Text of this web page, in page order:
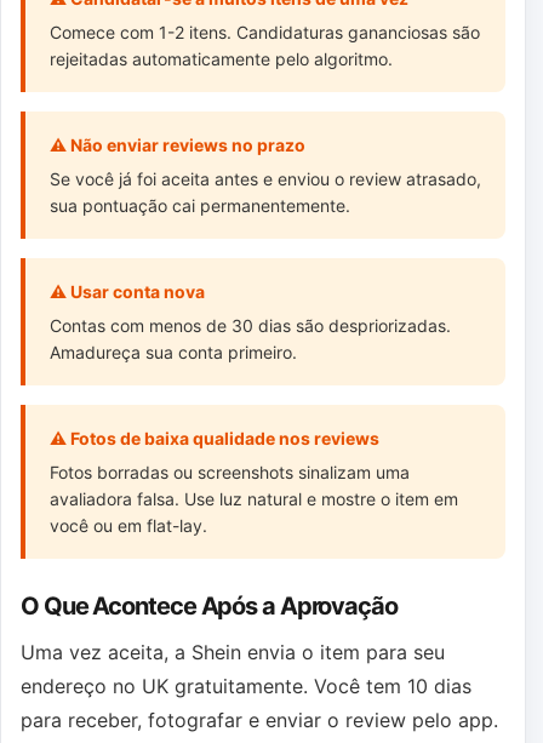
Comece com 1-2 itens. Candidaturas gananciosas são
rejeitadas automaticamente pelo algoritmo.
⚠ Não enviar reviews no prazo
Se você já foi aceita antes e enviou o review atrasado,
sua pontuação cai permanentemente.
⚠ Usar conta nova
Contas com menos de 30 dias são despriorizadas.
Amadureça sua conta primeiro.
⚠ Fotos de baixa qualidade nos reviews
Fotos borradas ou screenshots sinalizam uma
avaliadora falsa. Use luz natural e mostre o item em
você ou em flat-lay.
O Que Acontece Após a Aprovação
Uma vez aceita, a Shein envia o item para seu
endereço no UK gratuitamente. Você tem 10 dias
para receber, fotografar e enviar o review pelo app.